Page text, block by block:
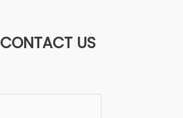
CONTACT US